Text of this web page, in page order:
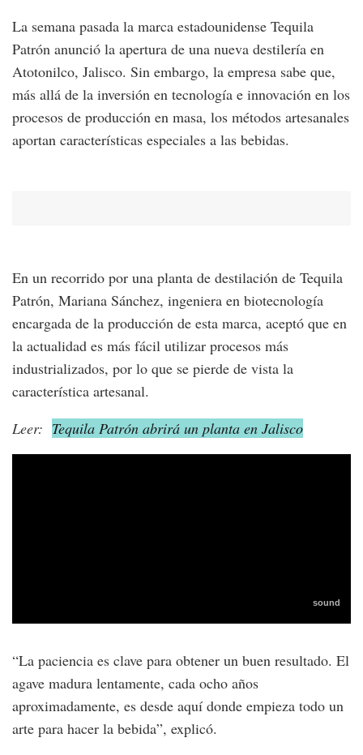
La semana pasada la marca estadounidense Tequila
Patrón anunció la apertura de una nueva destilería en
Atotonilco, Jalisco. Sin embargo, la empresa sabe que,
más allá de la inversión en tecnología e innovación en los
procesos de producción en masa, los métodos artesanales
aportan características especiales a las bebidas.
En un recorrido por una planta de destilación de Tequila
Patrón, Mariana Sánchez, ingeniera en biotecnología
encargada de la producción de esta marca, aceptó que en
la actualidad es más fácil utilizar procesos más
industrializados, por lo que se pierde de vista la
característica artesanal.
Leer: Tequila Patrón abrirá un planta en Jalisco
“La paciencia es clave para obtener un buen resultado. El
agave madura lentamente, cada ocho años
aproximadamente, es desde aquí donde empieza todo un
arte para hacer la bebida”, explicó.